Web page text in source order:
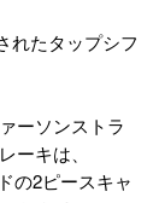
れたタップシフ
ーソンストラ
ーキは、
の2ピースキャ